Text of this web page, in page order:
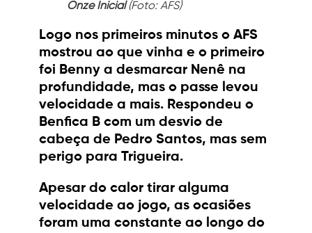
Onze Inicial(Foto: AFS)
Logo nos primeiros minutos o AFS
mostrou ao que vinha e o primeiro
foi Benny a desmarcar Nenê na
profundidade, mas o passe levou
velocidade a mais. Respondeu o
Benfica B com um desvio de
cabeça de Pedro Santos, mas sem
perigo para Trigueira.
Apesar do calor tirar alguma
velocidade ao jogo, as ocasiões
foram uma constante ao longo do